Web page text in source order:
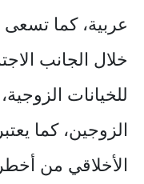
عربية، كما تسعى
خلال الجانب
للخيانات
الزوجين، كما
الأخلاقي من